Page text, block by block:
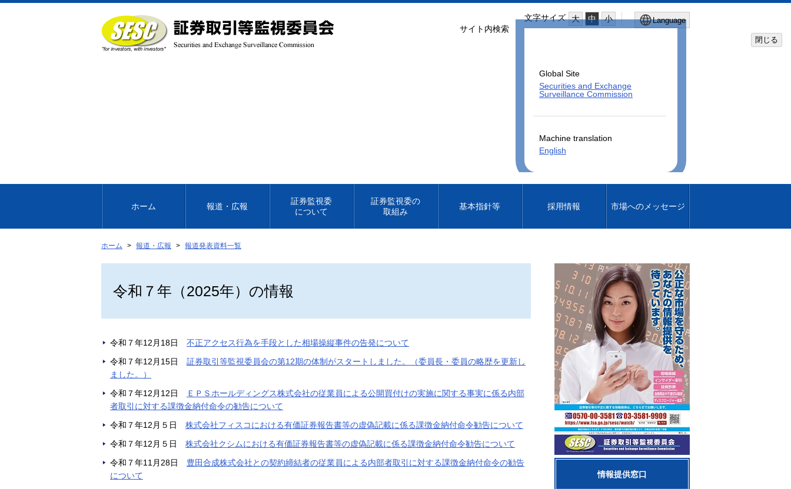
文
へ
移
文字サイズ 大 中 小 Language
Global Site
Securities and Exchange
Surveillance Commission
Machine translation
English
閉じる
サイト内検索
ホーム 報道・広報
証券監視委
について
証券監視委の
取組み
基本指針等 採用情報 市場へのメッセージ
ホーム 報道・広報 報道発表資料一覧
令和７年（2025年）の情報
令和７年12月18日 不正アクセス行為を手段とした相場操縦事件の告発について
令和７年12月15日 証券取引等監視委員会の第12期の体制がスタートしました。（委員長・委員の略歴を更新し
ました。）
令和７年12月12日
ＥＰＳホールディングス株式会社の従業員による公開買付けの実施に関する事実に係る内部
者取引に対する課徴金納付命令の勧告について
令和７年12月５日 株式会社フィスコにおける有価証券報告書等の虚偽記載に係る課徴金納付命令勧告について
令和７年12月５日 株式会社クシムにおける有価証券報告書等の虚偽記載に係る課徴金納付命令勧告について
令和７年11月28日 豊田合成株式会社との契約締結者の従業員による内部者取引に対する課徴金納付命令の勧告
について
情報提供窓口